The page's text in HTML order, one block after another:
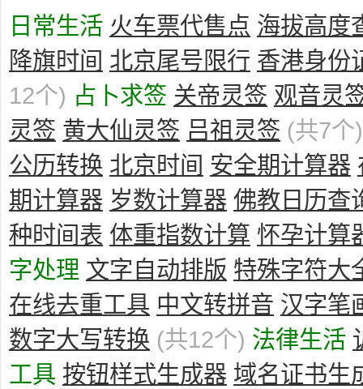
日常生活 火车票代售点 海拔高度
降旗时间 北京尾号限行 香港身份
12个) 占卜求签 关帝灵签 观音灵
灵签 黄大仙灵签 吕祖灵签 (共7个)
公历转换 北京时间 安全期计算器
期计算器 岁数计算器 佛教日历查
种时间表 体重指数计算 怀孕计算
字处理 文字自动排版 特殊字符大
在线去重工具 中文转拼音 汉字笔
数字大写转换 (共12个) 法律生活
工具 按钮样式生成器 域名证书生